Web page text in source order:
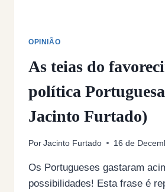
OPINIÃO
As teias do
política
Jacinto Furtado)
Por Jacinto Furtado 16 de
Os Portugueses gastaram
possibilidades! Esta frase é